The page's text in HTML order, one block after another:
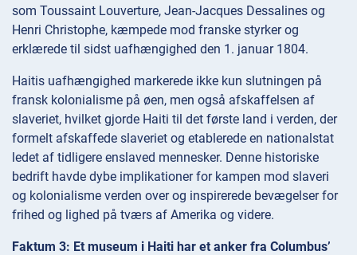
som Toussaint Louverture, Jean-Jacques Dessalines og
Henri Christophe, kæmpede mod franske styrker og
erklærede til sidst uafhængighed den 1. januar 1804.
Haitis uafhængighed markerede ikke kun slutningen på
fransk kolonialisme på øen, men også afskaffelsen af
slaveriet, hvilket gjorde Haiti til det første land i verden, der
formelt afskaffede slaveriet og etablerede en nationalstat
ledet af tidligere enslaved mennesker. Denne historiske
bedrift havde dybe implikationer for kampen mod slaveri
og kolonialisme verden over og inspirerede bevægelser for
frihed og lighed på tværs af Amerika og videre.
Faktum 3: Et museum i Haiti har et anker fra Columbus’